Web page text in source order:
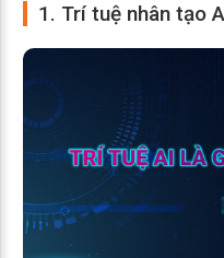
1. Trí tuệ nhân tạo